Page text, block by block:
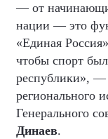
— от
нации — это
«Единая
чтобы спорт
республики», —
регионального
Генерального
Динаев.